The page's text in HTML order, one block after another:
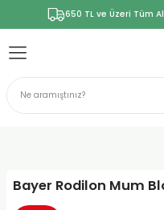
650 TL ve Üzeri Tüm
Bayer Rodilon Mum